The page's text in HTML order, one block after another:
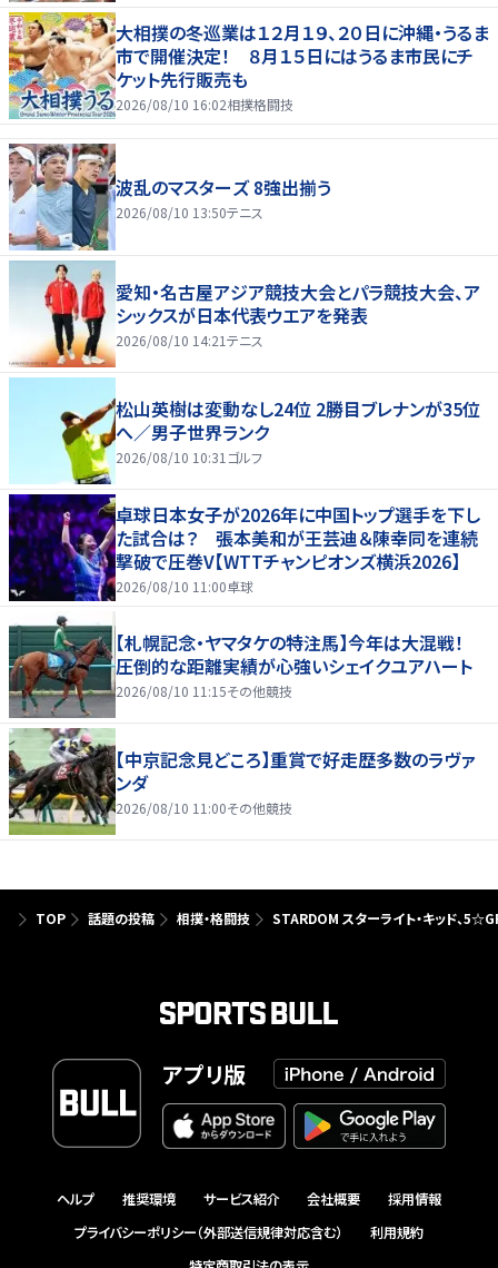
大相撲の冬巡業は１２月１９、２０日に沖縄・うるま
市で開催決定！ ８月１５日にはうるま市民にチ
ケット先行販売も
2026/08/10 16:02相撲格闘技
波乱のマスターズ 8強出揃う
2026/08/10 13:50テニス
愛知・名古屋アジア競技大会とパラ競技大会、ア
シックスが日本代表ウエアを発表
2026/08/10 14:21テニス
松山英樹は変動なし24位 2勝目ブレナンが35位
へ／男子世界ランク
2026/08/10 10:31 ゴルフ
卓球日本女子が2026年に中国トップ選手を下し
た試合は？ 張本美和が王芸迪＆陳幸同を連続
撃破で圧巻V【WTTチャンピオンズ横浜2026】
2026/08/10 11:00卓球
【札幌記念・ヤマタケの特注馬】今年は大混戦！
圧倒的な距離実績が心強いシェイクユアハート
2026/08/10 11:15その他競技
【中京記念見どころ】重賞で好走歴多数のラヴァ
ンダ
2026/08/10 11:00その他競技
TOP 話題の投稿 相撲・格闘技 STARDOM スターライト・キッド、
アプリ版
ヘルプ 推奨環境 サービス紹介 会社概要
採用情報
プライバシーポリシー（外部送信規律対応含む）
利用規約